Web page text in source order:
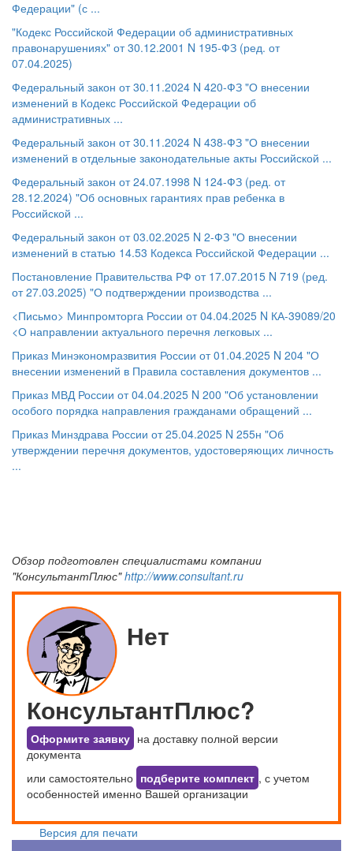
Федерации" (с ...
"Кодекс Российской Федерации об административных
правонарушениях" от 30.12.2001 N 195-ФЗ (ред. от
07.04.2025)
Федеральный закон от 30.11.2024 N 420-ФЗ "О внесении
изменений в Кодекс Российской Федерации об
административных ...
Федеральный закон от 30.11.2024 N 438-ФЗ "О внесении
изменений в отдельные законодательные акты Российской ...
Федеральный закон от 24.07.1998 N 124-ФЗ (ред. от
28.12.2024) "Об основных гарантиях прав ребенка в
Российской ...
Федеральный закон от 03.02.2025 N 2-ФЗ "О внесении
изменений в статью 14.53 Кодекса Российской Федерации ...
Постановление Правительства РФ от 17.07.2015 N 719 (ред.
от 27.03.2025) "О подтверждении производства ...
<Письмо> Минпромторга России от 04.04.2025 N КА-39089/20
<О направлении актуального перечня легковых ...
Приказ Минэкономразвития России от 01.04.2025 N 204 "О
внесении изменений в Правила составления документов ...
Приказ МВД России от 04.04.2025 N 200 "Об установлении
особого порядка направления гражданами обращений ...
Приказ Минздрава России от 25.04.2025 N 255н "Об
утверждении перечня документов, удостоверяющих личность
...
Обзор подготовлен специалистами компании
"КонсультантПлюс"http://www.consultant.ru
Нет
КонсультантПлюс?
Оформите заявку на доставку полной версии
документа
или самостоятельно подберите комплект , с учетом
особенностей именно Вашей организации
Версия для печати